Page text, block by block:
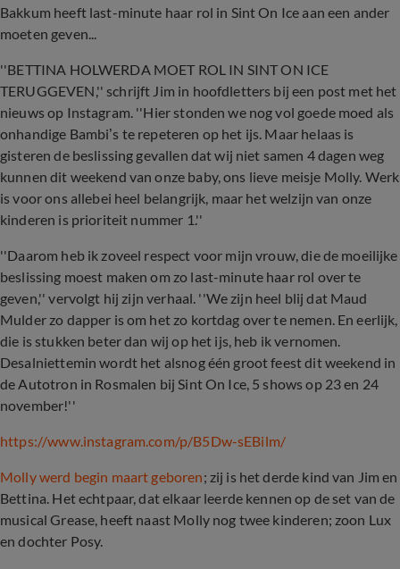
Bakkum heeft last-minute haar rol in Sint On Ice aan een ander
moeten geven...
''BETTINA HOLWERDA MOET ROL IN SINT ON ICE
TERUGGEVEN,'' schrijft Jim in hoofdletters bij een post met het
nieuws op Instagram. ''Hier stonden we nog vol goede moed als
onhandige Bambi’s te repeteren op het ijs. Maar helaas is
gisteren de beslissing gevallen dat wij niet samen 4 dagen weg
kunnen dit weekend van onze baby, ons lieve meisje Molly. Werk
is voor ons allebei heel belangrijk, maar het welzijn van onze
kinderen is prioriteit nummer 1.''
''Daarom heb ik zoveel respect voor mijn vrouw, die de moeilijke
beslissing moest maken om zo last-minute haar rol over te
geven,'' vervolgt hij zijn verhaal. ''We zijn heel blij dat Maud
Mulder zo dapper is om het zo kortdag over te nemen. En eerlijk,
die is stukken beter dan wij op het ijs, heb ik vernomen.
Desalniettemin wordt het alsnog één groot feest dit weekend in
de Autotron in Rosmalen bij Sint On Ice, 5 shows op 23 en 24
november!''
https://www.instagram.com/p/B5Dw-sEBilm/
Molly werd begin maart geboren; zij is het derde kind van Jim en
Bettina. Het echtpaar, dat elkaar leerde kennen op de set van de
musical Grease, heeft naast Molly nog twee kinderen; zoon Lux
en dochter Posy.